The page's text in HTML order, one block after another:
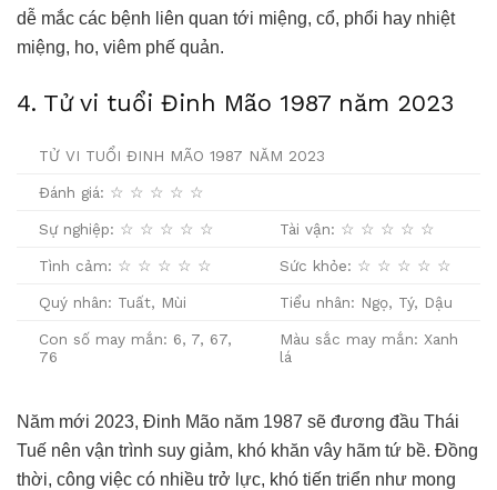
dễ mắc các bệnh liên quan tới miệng, cổ, phổi hay nhiệt
miệng, ho, viêm phế quản.
4. Tử vi tuổi Đinh Mão 1987 năm 2023
TỬ VI TUỔI ĐINH MÃO 1987 NĂM 2023
Đánh giá: ☆ ☆ ☆ ☆ ☆
Sự nghiệp: ☆ ☆ ☆ ☆ ☆ Tài vận: ☆ ☆ ☆ ☆ ☆
Tình cảm: ☆ ☆ ☆ ☆ ☆ Sức khỏe: ☆ ☆ ☆ ☆ ☆
Quý nhân: Tuất, Mùi Tiểu nhân: Ngọ, Tý, Dậu
Con số may mắn: 6, 7, 67,
76
Màu sắc may mắn: Xanh
lá
Năm mới 2023, Đinh Mão năm 1987 sẽ đương đầu Thái
Tuế nên vận trình suy giảm, khó khăn vây hãm tứ bề. Đồng
thời, công việc có nhiều trở lực, khó tiến triển như mong